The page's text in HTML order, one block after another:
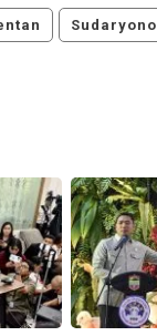
Sudaryono